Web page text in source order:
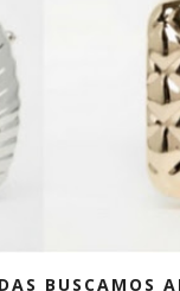
BUSCAMOS